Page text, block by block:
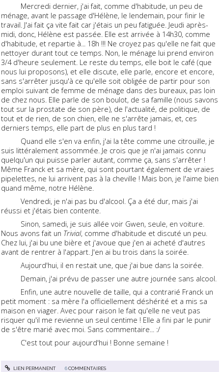
Mercredi dernier, j'ai fait, comme d'habitude, un peu de
ménage, avant le passage d'Hélène, le lendemain, pour finir le
travail. J'ai fait ça vite fait car j'étais un peu fatiguée. Jeudi après-
midi, donc, Hélène est passée. Elle est arrivée à 14h30, comme
d'habitude, et repartie à... 18h !!! Ne croyez pas qu'elle ne fait que
nettoyer durant tout ce temps. Non, le ménage lui prend environ
3/4 d'heure seulement. Le reste du temps, elle boit le café (que
nous lui proposons), et elle discute, elle parle, encore et encore,
sans s'arrêter jusqu'à ce qu'elle soit obligée de partir pour son
emploi suivant de femme de ménage dans des bureaux, pas loin
de chez nous. Elle parle de son boulot, de sa famille (nous savons
tout sur la prostate de son père), de l'actualité, de politique, de
tout et de rien, de son chien, elle ne s'arrête jamais, et, ces
derniers temps, elle part de plus en plus tard !
Quand elle s'en va enfin, j'ai la tête comme une citrouille, je
suis littéralement assommée. Je crois que je n'ai jamais connu
quelqu'un qui puisse parler autant, comme ça, sans s'arrêter !
Même Franck et sa mère, qui sont pourtant également de vraies
pipelettes, ne lui arrivent pas à la cheville ! Mais bon, je l'aime bien
quand même, notre Hélène.
Vendredi, je n'ai pas bu d'alcool. Ça a été dur, mais j'ai
réussi et j'étais bien contente.
Sinon, samedi, je suis allée voir Gwen, seule, en voiture.
Nous avons fait un Trivial, comme d'habitude et discuté un peu.
Chez lui, j'ai bu une bière et j'avoue que j'en ai acheté d'autres
avant de rentrer à l'appart. J'en ai bu trois dans la soirée.
Aujourd'hui, il en restait une, que j'ai bue dans la soirée.
Demain, j'ai prévu de passer une autre journée sans alcool.
Enfin, une autre nouvelle de taille, qui a contrarié Franck un
petit moment : sa mère l'a officiellement déshérité et a mis sa
maison en viager. Avec pour raison le fait qu'elle ne veut pas
risquer qu'il me revienne un seul centime ! Elle a fini par le punir
de s'être marié avec moi. Sans commentaire... :/
C'est tout pour aujourd'hui ! Bonne semaine !
LIEN PERMANENT 6COMMENTAIRES